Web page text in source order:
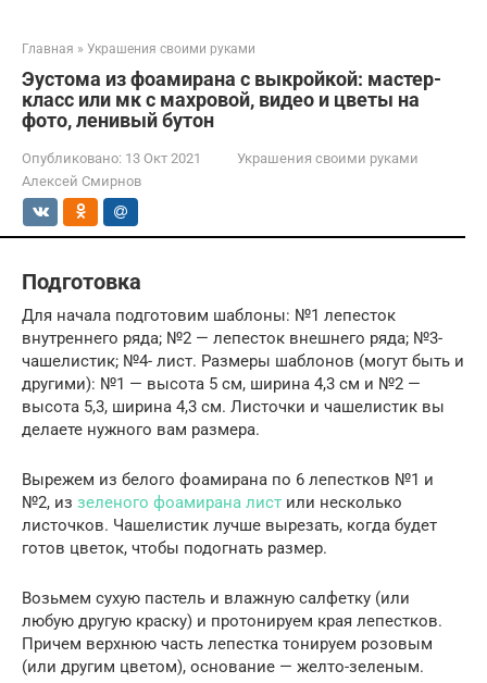
Главная » Украшения своими руками
Эустома из фоамирана с выкройкой: мастер-
класс или мк с махровой, видео и цветы на
фото, ленивый бутон
Опубликовано: 13 Окт 2021
Украшения своими руками
Алексей Смирнов
Подготовка
Для начала подготовим шаблоны: №1 лепесток
внутреннего ряда; №2 — лепесток внешнего ряда; №3-
чашелистик; №4- лист. Размеры шаблонов (могут быть и
другими): №1 — высота 5 см, ширина 4,3 см и №2 —
высота 5,3, ширина 4,3 см. Листочки и чашелистик вы
делаете нужного вам размера.
Вырежем из белого фоамирана по 6 лепестков №1 и
№2, из зеленого фоамирана лист или несколько
листочков. Чашелистик лучше вырезать, когда будет
готов цветок, чтобы подогнать размер.
Возьмем сухую пастель и влажную салфетку (или
любую другую краску) и протонируем края лепестков.
Причем верхнюю часть лепестка тонируем розовым
(или другим цветом), основание — желто-зеленым.